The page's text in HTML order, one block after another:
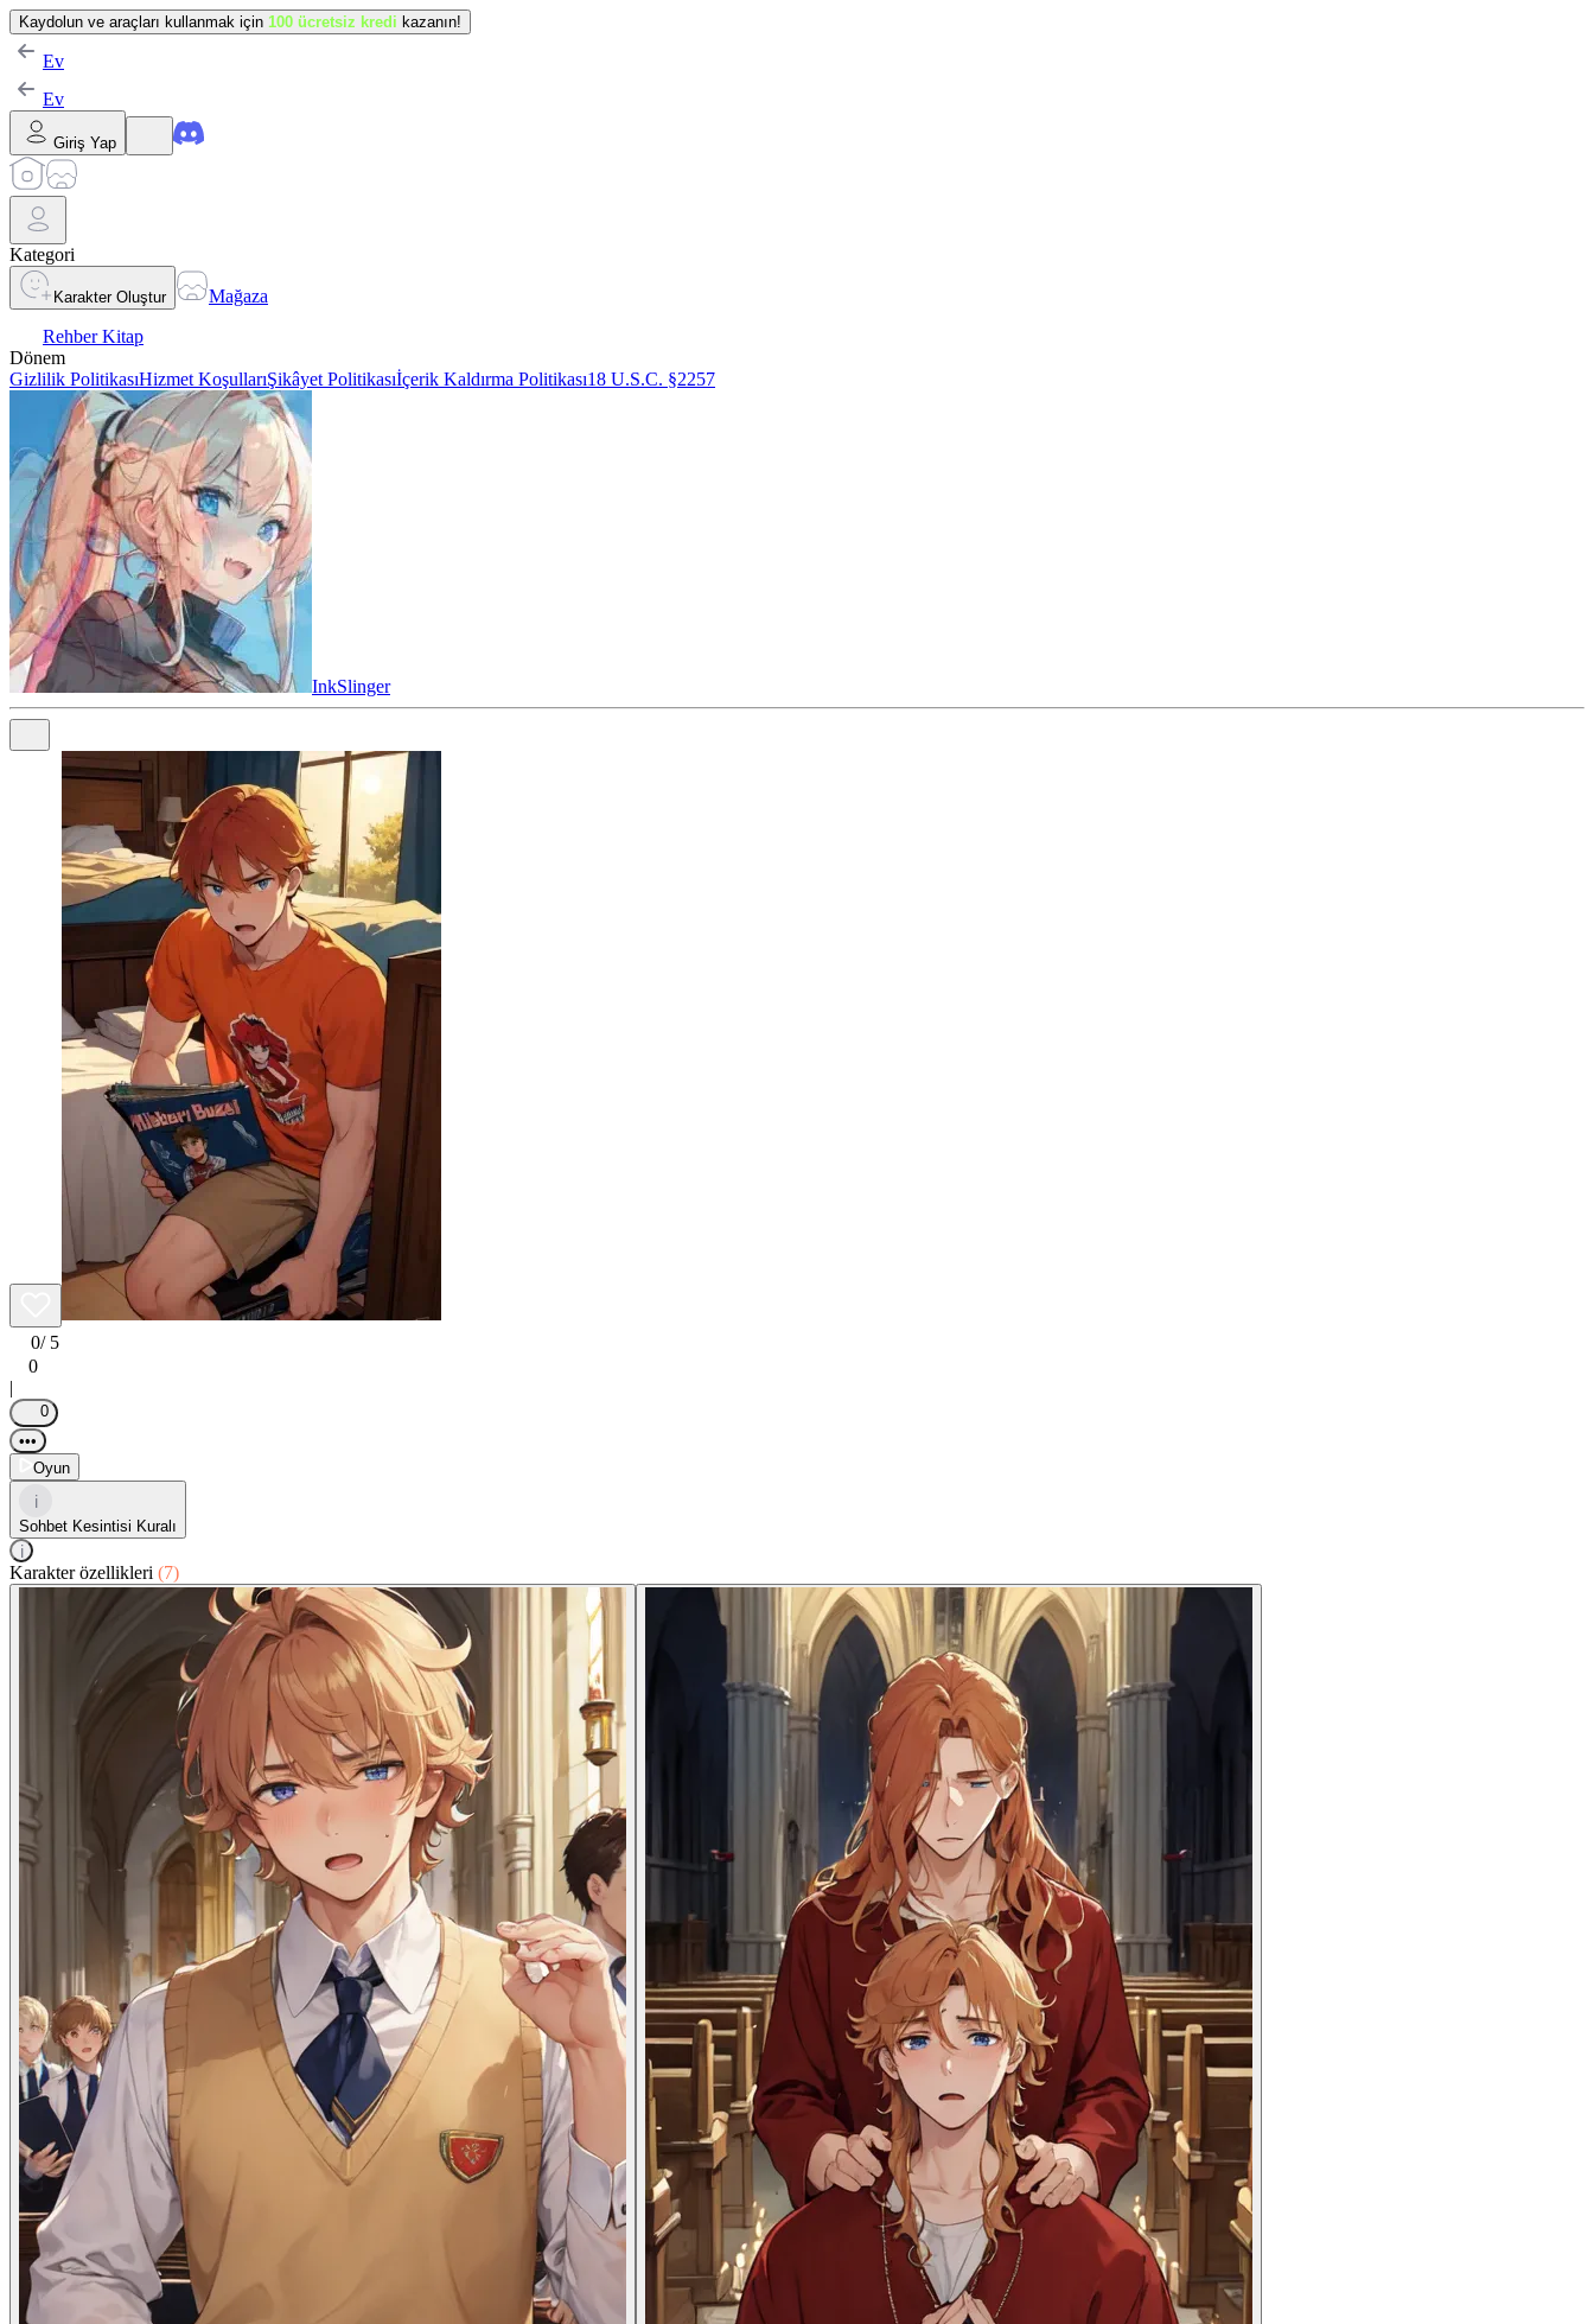
Kaydolun ve araçları kullanmak için 100 ücretsiz kredi kazanın!
Ev
Ev
Giriş Yap
Kategori
Karakter Oluştur
Mağaza
Rehber Kitap
Dönem
Gizlilik PolitikasıHizmet KoşullarıŞikâyet Politikasıİçerik Kaldırma Politikası18 U.S.C. §2257
InkSlinger
0/ 5
0
|
0
•••
Oyun
i
Sohbet Kesintisi Kuralı
i
Karakter özellikleri (7)